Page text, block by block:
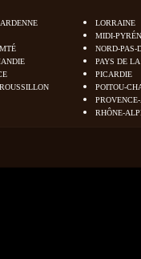
LORRAINE
MIDI-
NORD-PAS-
PAYS DE
PICARDIE
POITOU-
RHÔNE-